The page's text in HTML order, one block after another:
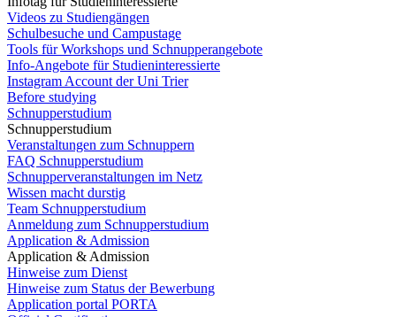
Videos zu Studiengängen
Schulbesuche und Campustage
Tools für Workshops und Schnupperangebote
Info-Angebote für Studieninteressierte
Instagram Account der Uni Trier
Before studying
Schnupperstudium
Schnupperstudium
Veranstaltungen zum Schnuppern
FAQ Schnupperstudium
Schnupperveranstaltungen im Netz
Wissen macht durstig
Team Schnupperstudium
Anmeldung zum Schnupperstudium
Application & Admission
Application & Admission
Hinweise zum Dienst
Hinweise zum Status der Bewerbung
Application portal PORTA